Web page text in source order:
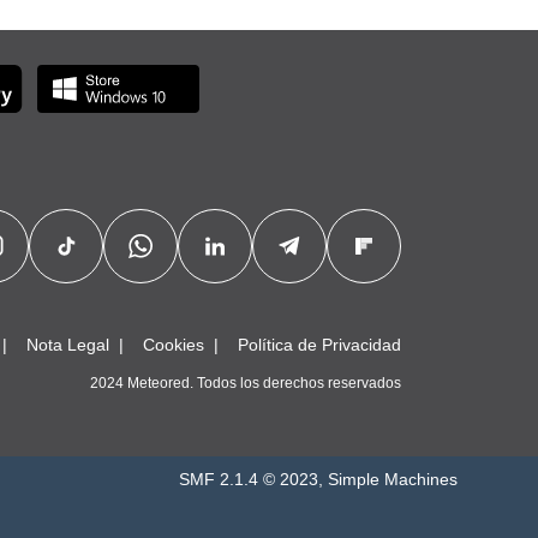
Nota Legal Cookies Política de Privacidad
2024 Meteored. Todos los derechos reservados
SMF 2.1.4 © 2023, Simple Machines